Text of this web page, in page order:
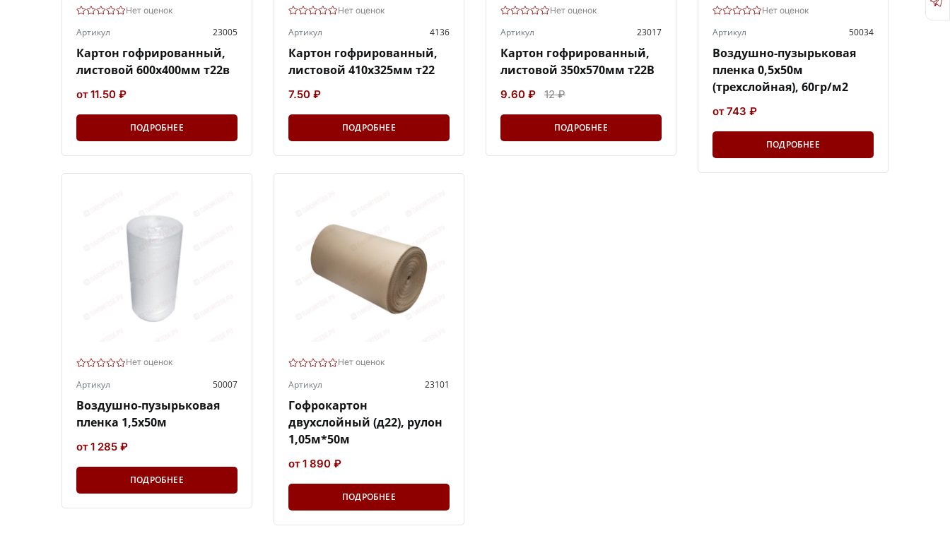
Нет оценок
Артикул 23005
Картон гофрированный,
листовой 600х400мм т22в
от 11.50 ₽
ПОДРОБНЕЕ
Нет оценок
Артикул 4136
Картон гофрированный,
листовой 410х325мм т22
7.50 ₽
ПОДРОБНЕЕ
Нет оценок
Артикул 23017
Картон гофрированный,
листовой 350х570мм т22В
9.60 ₽ 12 ₽
ПОДРОБНЕЕ
Нет оценок
Артикул 50034
Воздушно-пузырьковая
пленка 0,5х50м
(трехслойная), 60гр/м2
от 743 ₽
ПОДРОБНЕЕ
Нет оценок
Артикул 50007
Воздушно-пузырьковая
пленка 1,5х50м
от 1 285 ₽
ПОДРОБНЕЕ
Нет оценок
Артикул 23101
Гофрокартон
двухслойный (д22), рулон
1,05м*50м
от 1 890 ₽
ПОДРОБНЕЕ